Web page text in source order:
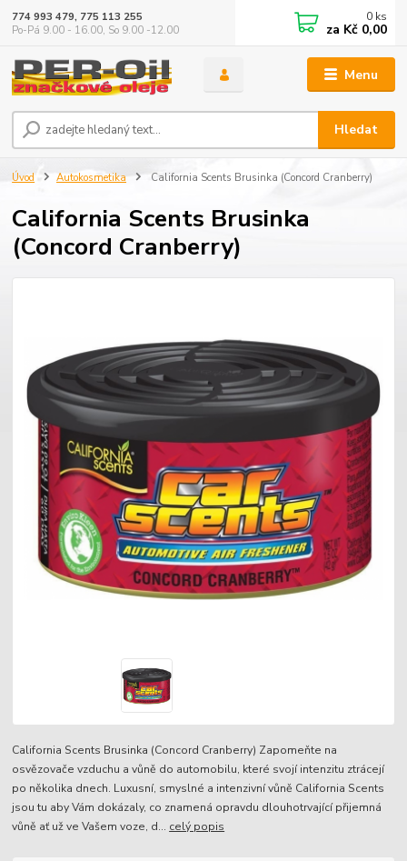
Menu
Hledat
774 993 479, 775 113 255
Po-Pá 9.00 - 16.00, So 9.00 -12.00
0 ks
za Kč 0,00
Úvod Autokosmetika California Scents Brusinka (Concord Cranberry)
California Scents Brusinka
(Concord Cranberry)
California Scents Brusinka (Concord Cranberry) Zapomeňte na
osvězovače vzduchu a vůně do automobilu, které svojí intenzitu ztrácejí
po několika dnech. Luxusní, smyslné a intenzivní vůně California Scents
jsou tu aby Vám dokázaly, co znamená opravdu dlouhotrvající přijemná
vůně ať už ve Vašem voze, d... celý popis